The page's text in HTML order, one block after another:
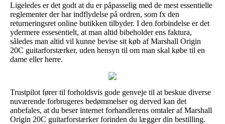
Ligeledes er det godt at du er påpasselig med de mest essentielle
reglementer der har indflydelse på ordren, som fx den
returneringsret online butikken tilbyder. I den forbindelse er det
ydermere essesentielt, at man altid bibeholder ens faktura,
således man altid vil kunne bevise sit køb af Marshall Origin
20C guitarforstærker, uden hensyn til om man skal købe til en
dame eller herre.
Trustpilot fører til forholdsvis gode genveje til at beskue diverse
nuværende forbrugeres bedømmelser og derved kan det
anbefales, at du beser internet forhandlerens omtaler af Marshall
Origin 20C guitarforstærker forinden du lægger din bestilling.